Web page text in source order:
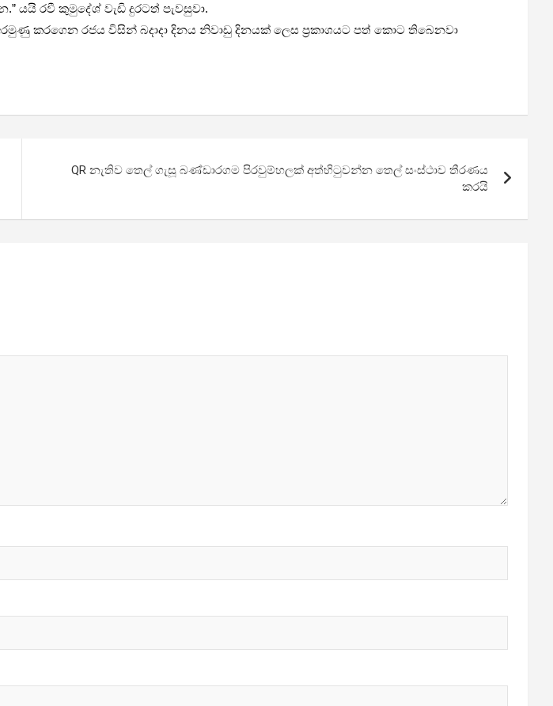
රවී කුමුදේශ් වැඩි දුරටත් පැවසුවා.
කරගෙන රජය විසින් බදාදා දිනය නිවාඩු දිනයක් ලෙස ප්‍රකාශයට පත් කොට තිබෙනවා
QR නැතිව තෙල් ගැසූ බණ්ඩා­ර­ගම පිර­වුම්හලක් අත්හිටුවන්න තෙල් සංස්ථාව තීරණය
කරයි